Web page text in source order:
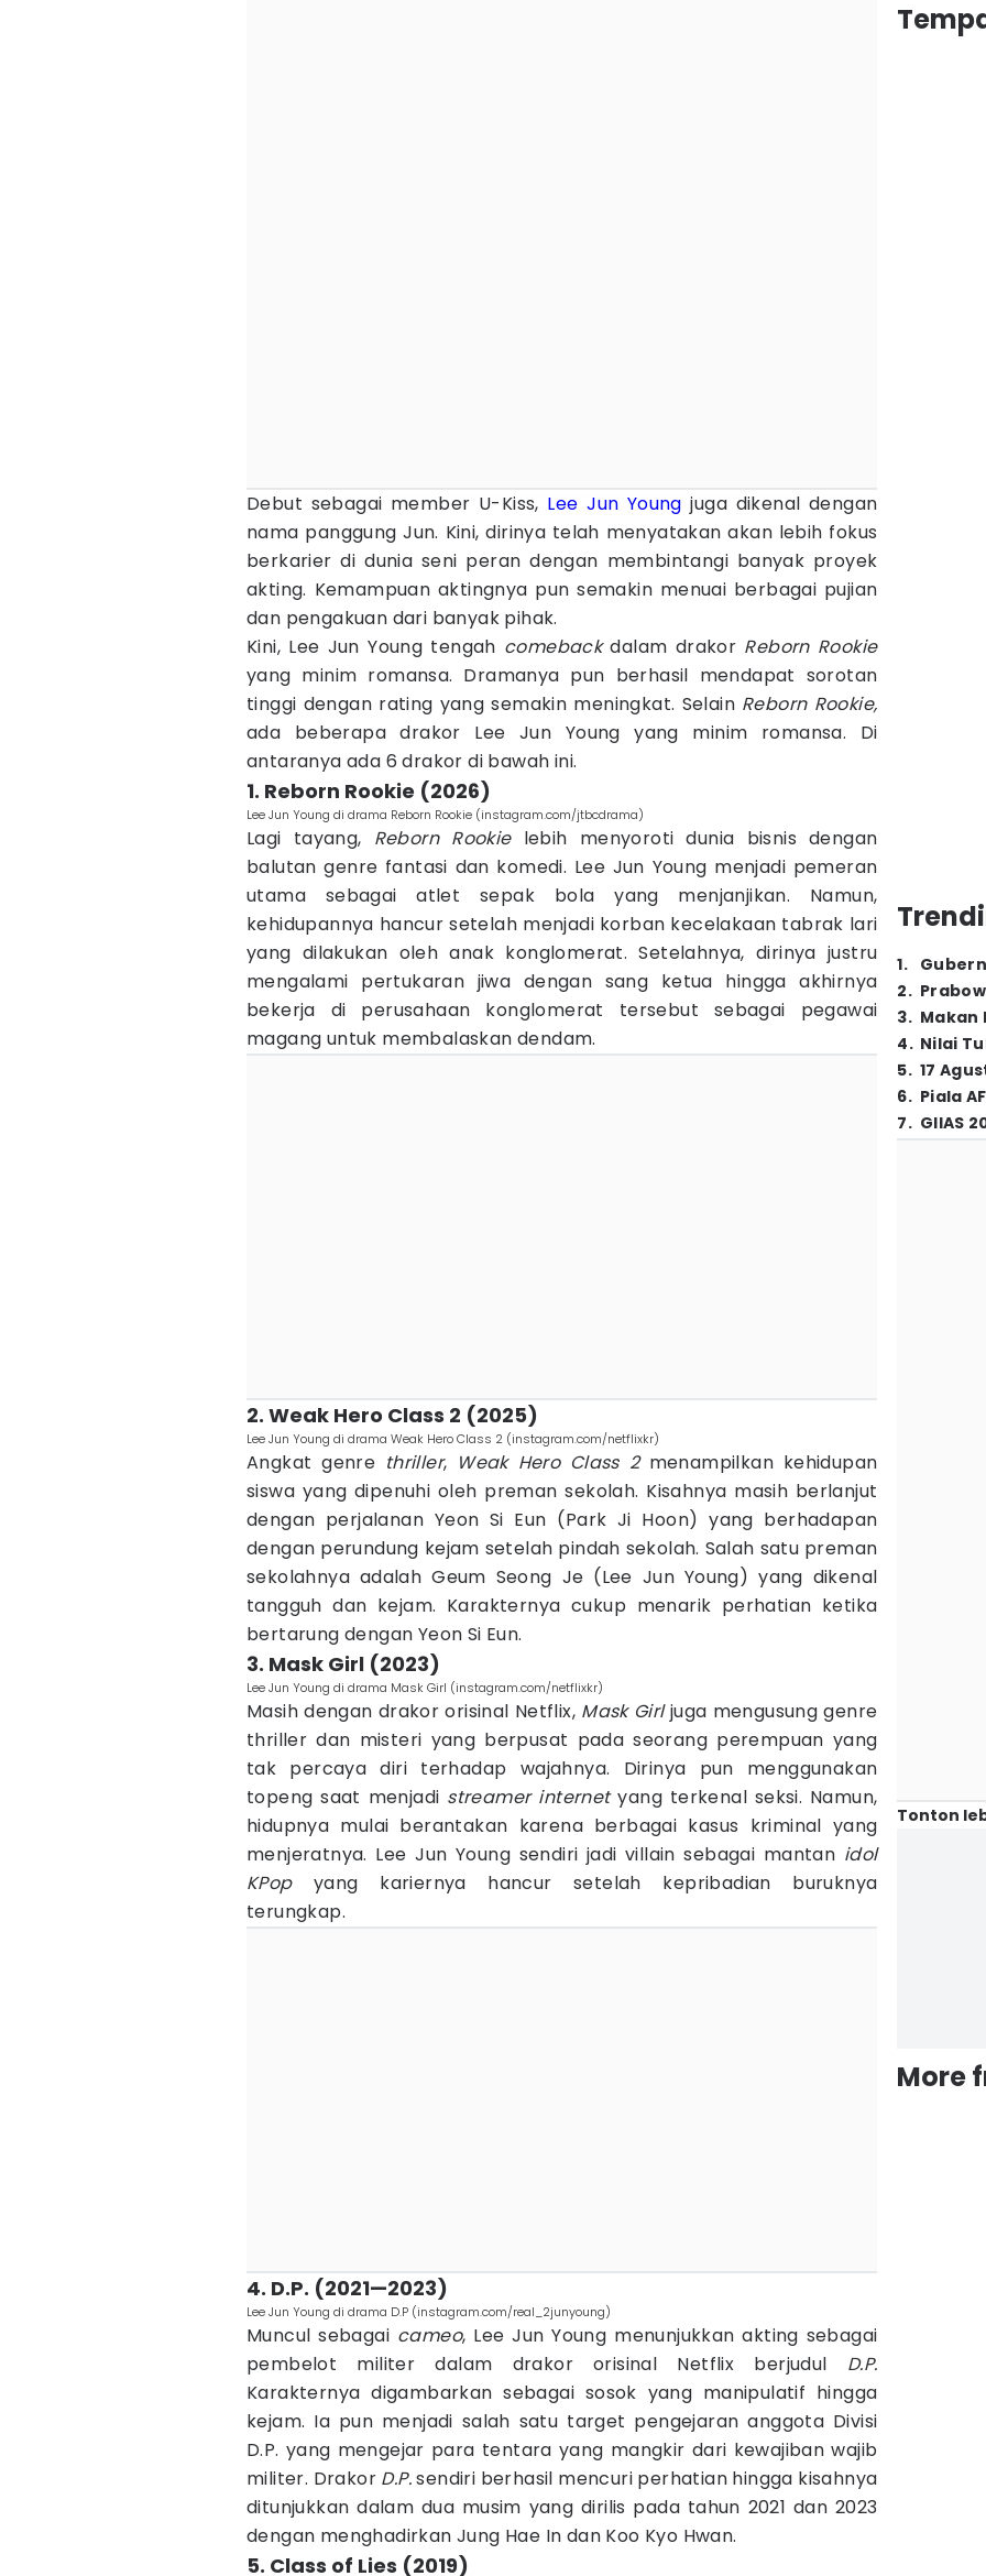
Debut sebagai member U-Kiss, Lee Jun Young juga dikenal dengan
nama panggung Jun. Kini, dirinya telah menyatakan akan lebih fokus
berkarier di dunia seni peran dengan membintangi banyak proyek
akting. Kemampuan aktingnya pun semakin menuai berbagai pujian
dan pengakuan dari banyak pihak.
Kini, Lee Jun Young tengah comebackdalam drakor Reborn Rookie
yang minim romansa. Dramanya pun berhasil mendapat sorotan
tinggi dengan rating yang semakin meningkat. Selain Reborn Rookie,
ada beberapa drakor Lee Jun Young yang minim romansa. Di
antaranya ada 6 drakor di bawah ini.
1. Reborn Rookie (2026)
Lee Jun Young di drama Reborn Rookie (instagram.com/jtbcdrama)
Lagi tayang, Reborn Rookielebih menyoroti dunia bisnis dengan
balutan genre fantasi dan komedi. Lee Jun Young menjadi pemeran
utama sebagai atlet sepak bola yang menjanjikan. Namun,
kehidupannya hancur setelah menjadi korban kecelakaan tabrak lari
yang dilakukan oleh anak konglomerat. Setelahnya, dirinya justru
mengalami pertukaran jiwa dengan sang ketua hingga akhirnya
bekerja di perusahaan konglomerat tersebut sebagai pegawai
magang untuk membalaskan dendam.
2. Weak Hero Class 2 (2025)
Lee Jun Young di drama Weak Hero Class 2 (instagram.com/netflixkr)
Angkat genre thriller, Weak Hero Class 2menampilkan kehidupan
siswa yang dipenuhi oleh preman sekolah. Kisahnya masih berlanjut
dengan perjalanan Yeon Si Eun (Park Ji Hoon) yang berhadapan
dengan perundung kejam setelah pindah sekolah. Salah satu preman
sekolahnya adalah Geum Seong Je (Lee Jun Young) yang dikenal
tangguh dan kejam. Karakternya cukup menarik perhatian ketika
bertarung dengan Yeon Si Eun.
3. Mask Girl (2023)
Lee Jun Young di drama Mask Girl (instagram.com/netflixkr)
Masih dengan drakor orisinal Netflix, Mask Girljuga mengusung genre
thriller dan misteri yang berpusat pada seorang perempuan yang
tak percaya diri terhadap wajahnya. Dirinya pun menggunakan
topeng saat menjadi streamer internetyang terkenal seksi. Namun,
hidupnya mulai berantakan karena berbagai kasus kriminal yang
menjeratnya. Lee Jun Young sendiri jadi villain sebagai mantan idol
KPopyang kariernya hancur setelah kepribadian buruknya
terungkap.
4. D.P. (2021—2023)
Lee Jun Young di drama D.P (instagram.com/real_2junyoung)
Muncul sebagai cameo, Lee Jun Young menunjukkan akting sebagai
pembelot militer dalam drakor orisinal Netflix berjudul D.P.
Karakternya digambarkan sebagai sosok yang manipulatif hingga
kejam. Ia pun menjadi salah satu target pengejaran anggota Divisi
D.P. yang mengejar para tentara yang mangkir dari kewajiban wajib
militer. Drakor D.P.sendiri berhasil mencuri perhatian hingga kisahnya
ditunjukkan dalam dua musim yang dirilis pada tahun 2021 dan 2023
dengan menghadirkan Jung Hae In dan Koo Kyo Hwan.
5. Class of Lies (2019)
1.
2.
3. Makan
4. Nilai
5. 17
6. Piala
7. GIIAS
Tonton
More